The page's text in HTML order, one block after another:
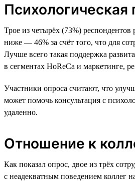
Трое из четырёх (73%) респондентов
ниже — 46% за счёт того, что для
Лучше всего такая поддержка
в сегментах HoReCa и маркетинге,
Участники опроса считают, что
может помочь консультация с
удаленно.
Отношение к
Как показал опрос, двое из трёх
с неадекватным поведением коллег